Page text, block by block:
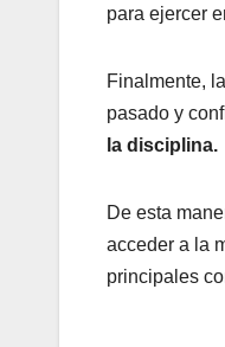
para ejercer
Finalmente,
pasado y
la disciplina.
De esta
acceder a la
principales